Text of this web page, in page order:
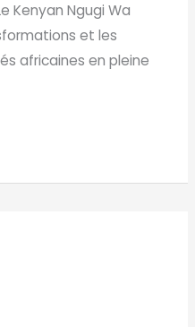
Kenyan Ngugi Wa
et les
africaines en pleine